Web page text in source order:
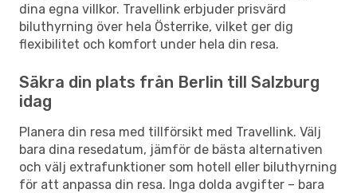
dina egna villkor. Travellink erbjuder prisvärd
biluthyrning över hela Österrike, vilket ger dig
flexibilitet och komfort under hela din resa.
Säkra din plats från Berlin till Salzburg
idag
Planera din resa med tillförsikt med Travellink. Välj
bara dina resedatum, jämför de bästa alternativen
och välj extrafunktioner som hotell eller biluthyrning
för att anpassa din resa. Inga dolda avgifter – bara